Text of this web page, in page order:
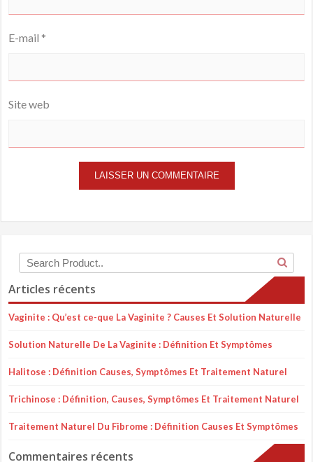
E-mail *
Site web
Articles récents
Vaginite : Qu’est ce-que La Vaginite ? Causes Et Solution Naturelle
Solution Naturelle De La Vaginite : Définition Et Symptômes
Halitose : Définition Causes, Symptômes Et Traitement Naturel
Trichinose : Définition, Causes, Symptômes Et Traitement Naturel
Traitement Naturel Du Fibrome : Définition Causes Et Symptômes
Commentaires récents